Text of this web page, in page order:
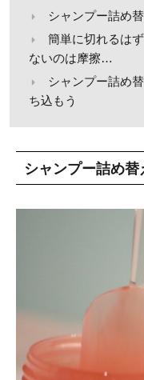
シャンプー詰め
簡単に切れるは
ないのは摩擦…
シャンプー詰め
ち込もう
シャンプー詰め